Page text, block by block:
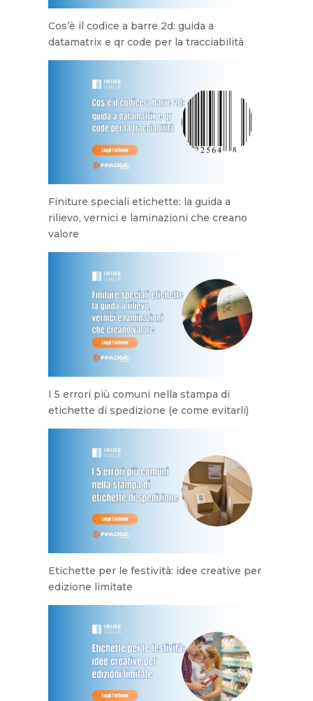
Cos’è il codice a barre 2d: guida a
datamatrix e qr code per la tracciabilità
Finiture speciali etichette: la guida a
rilievo, vernici e laminazioni che creano
valore
I 5 errori più comuni nella stampa di
etichette di spedizione (e come evitarli)
Etichette per le festività: idee creative per
edizione limitate